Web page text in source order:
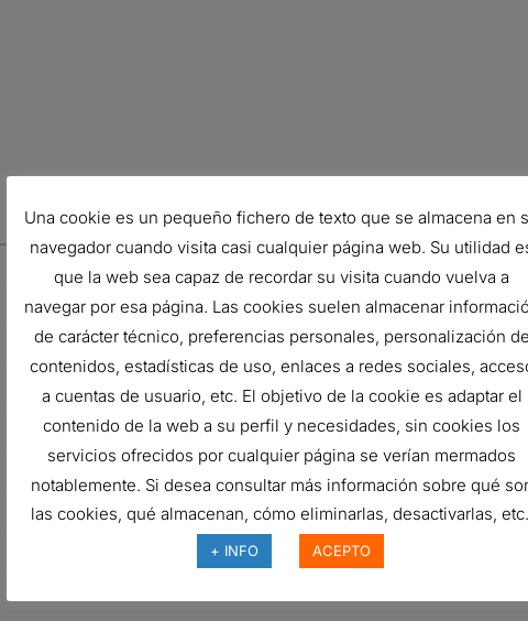
34.1 mm
144 mm
32.9 mm
5 micron
Yes
3 bar
DT High-Performance
Una cookie es un pequeño fichero de texto que se almacena en
navegador cuando visita casi cualquier página web. Su utilidad
que la web sea capaz de recordar su visita cuando vuelva a
navegar por esa página. Las cookies suelen almacenar
de carácter técnico, preferencias personales, personalización de
contenidos, estadísticas de uso, enlaces a redes sociales,
a cuentas de usuario, etc. El objetivo de la cookie es adaptar el
contenido de la web a su perfil y necesidades, sin cookies los
servicios ofrecidos por cualquier página se verían mermados
notablemente. Si desea consultar más información sobre qué
las cookies, qué almacenan, cómo eliminarlas, desactivarlas,
+ INFO ACEPTO